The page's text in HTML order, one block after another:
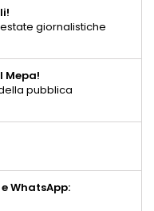
giornalistiche
Mepa!
pubblica
WhatsApp: